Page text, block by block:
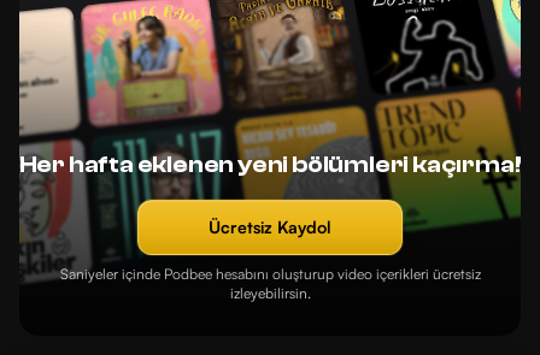
Her hafta eklenen yeni bölümleri kaçırma!
Ücretsiz Kaydol
Saniyeler içinde Podbee hesabını oluşturup video içerikleri ücretsiz
izleyebilirsin.